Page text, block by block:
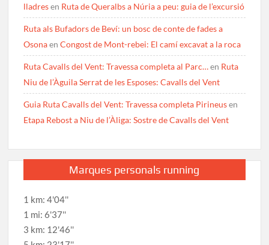
lladresen Ruta de Queralbs a Núria a peu: guia de l’excursió
Ruta als Bufadors de Beví: un bosc de conte de fades a
OsonaenCongost de Mont-rebei: El camí excavat a la roca
Ruta Cavalls del Vent: Travessa completa al Parc…en Ruta
Niu de l’Àguila Serrat de les Esposes: Cavalls del Vent
Guia Ruta Cavalls del Vent: Travessa completa Pirineusen
Etapa Rebost a Niu de l’Àliga: Sostre de Cavalls del Vent
Marques personals running
1 km: 4'04''
1 mi: 6'37''
3 km: 12'46''